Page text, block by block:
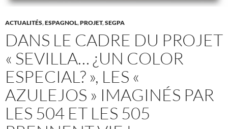
ACTUALITÉS,ESPAGNOL,PROJET,SEGPA
DANS LE CADRE DU PROJET
« SEVILLA… ¿UN COLOR
ESPECIAL? », LES «
AZULEJOS » IMAGINÉS PAR
LES 504 ET LES 505